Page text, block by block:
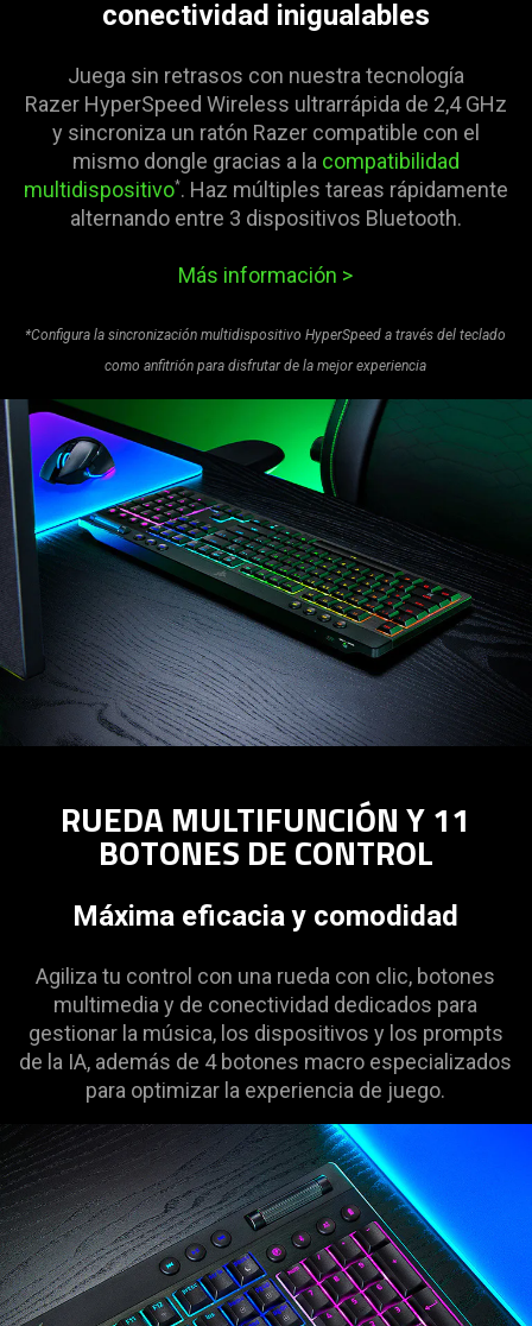
conectividad inigualables
Juega sin retrasos con nuestra tecnología
Razer HyperSpeed Wireless ultrarrápida de 2,4 GHz
y sincroniza un ratón Razer compatible con el
mismo dongle gracias a la compatibilidad
multidispositivo*. Haz múltiples tareas rápidamente
alternando entre 3 dispositivos Bluetooth.
Más información >
*Configura la sincronización multidispositivo HyperSpeed a través del teclado
como anfitrión para disfrutar de la mejor experiencia
RUEDA MULTIFUNCIÓN Y 11
BOTONES DE CONTROL
Máxima eficacia y comodidad
Agiliza tu control con una rueda con clic, botones
multimedia y de conectividad dedicados para
gestionar la música, los dispositivos y los prompts
de la IA, además de 4 botones macro especializados
para optimizar la experiencia de juego.